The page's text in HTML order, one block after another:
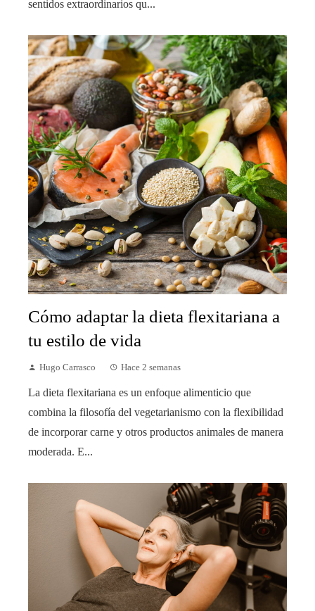
sentidos extraordinarios qu...
Cómo adaptar la dieta flexitariana a
tu estilo de vida
Hugo Carrasco Hace 2 semanas
La dieta flexitariana es un enfoque alimenticio que
combina la filosofía del vegetarianismo con la flexibilidad
de incorporar carne y otros productos animales de manera
moderada. E...